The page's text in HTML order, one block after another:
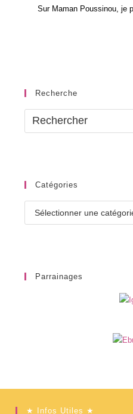
Sur Maman Poussinou, je
Recherche
Catégories
Parrainages
★ Infos Utiles ★